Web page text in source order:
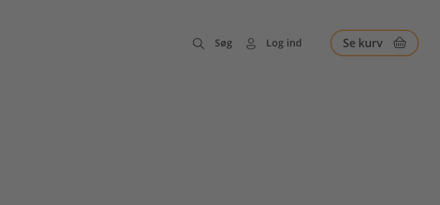
Søg Log ind Se kurv